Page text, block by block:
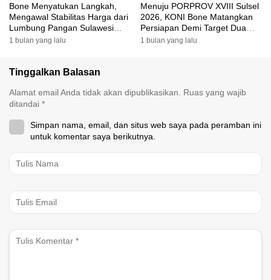
Bone Menyatukan Langkah,
Mengawal Stabilitas Harga dari
Lumbung Pangan Sulawesi
Selatan
1 bulan yang lalu
Menuju PORPROV XVIII Sulsel
2026, KONI Bone Matangkan
Persiapan Demi Target Dua
Besar
1 bulan yang lalu
Tinggalkan Balasan
Alamat email Anda tidak akan dipublikasikan.
Ruas yang wajib
ditandai *
Simpan nama, email, dan situs web saya pada peramban ini
untuk komentar saya berikutnya.